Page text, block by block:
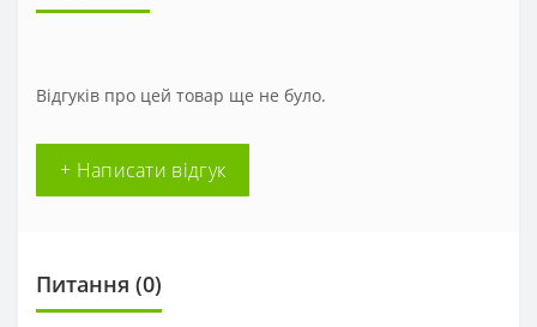
Відгуків про цей товар ще не було.
+ Написати відгук
Питання (0)